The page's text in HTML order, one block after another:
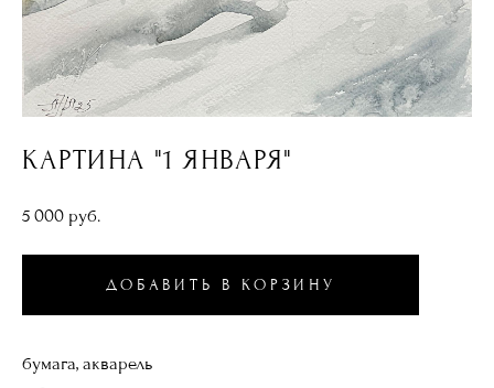
КАРТИНА "1 ЯНВАРЯ"
5 000 pуб.
ДОБАВИТЬ В КОРЗИНУ
бумага, акварель